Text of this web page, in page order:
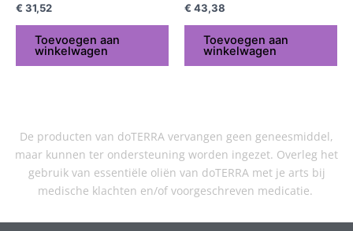
€ 31,52
Toevoegen aan
winkelwagen
€ 43,38
Toevoegen aan
winkelwagen
De producten van doTERRA vervangen geen geneesmiddel,
maar kunnen ter ondersteuning worden ingezet. Overleg het
gebruik van essentiële oliën van doTERRA met je arts bij
medische klachten en/of voorgeschreven medicatie.